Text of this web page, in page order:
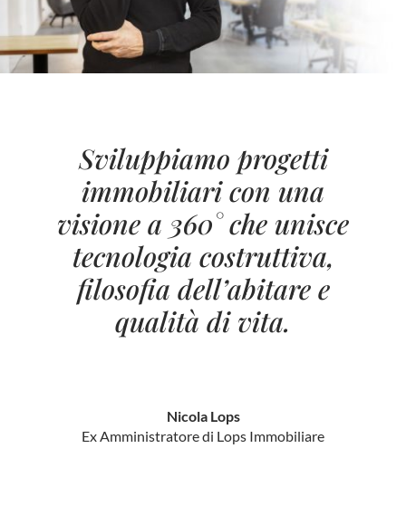
Sviluppiamo progetti
immobiliari con una
visione a 360° che unisce
tecnologia costruttiva,
filosofia dell’abitare e
qualità di vita.
Nicola Lops
Ex Amministratore di Lops Immobiliare